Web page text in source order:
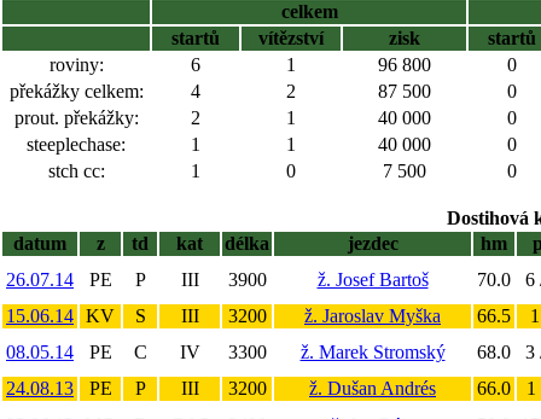
celkem
startů
vítězství zisk
startů
roviny:
6 1 96 800
0
překážky celkem:
4 2 87 500
0
prout. překážky:
2 1 40 000
0
steeplechase:
1 1 40 000
0
stch cc:
1 0 7 500 0
Dostihová
datum
z td kat délka jezdec hm
26.07.14
PE P III 3900 ž. Josef Bartoš 70.0
6
15.06.14 KV S III 3200 ž. Jaroslav Myška 66.5
08.05.14
PE C IV 3300 ž. Marek Stromský 68.0
3
24.08.13
PE P III 3200 ž. Dušan Andrés 66.0
1